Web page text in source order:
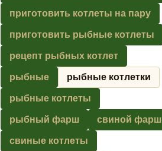
приготовить котлеты на пару
приготовить рыбные котлеты
рецепт рыбных котлет
рыбные рыбные котлетки
рыбные котлеты
рыбный фарш свиной фарш
свиные котлеты